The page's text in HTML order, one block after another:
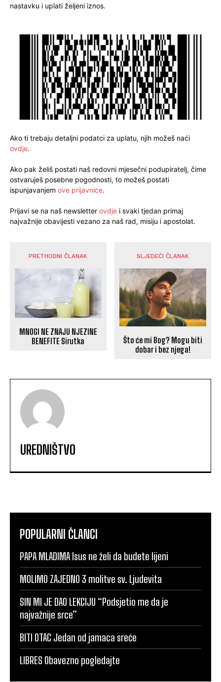
nastavku i uplati željeni iznos.
Ako ti trebaju detaljni podatci za uplatu, njih možeš naći
ovdje.
Ako pak želiš postati naš redovni mjesečni podupiratelj, čime
ostvaruješ posebne pogodnosti, to možeš postati
ispunjavanjem ove prijavnice.
Prijavi se na naš newsletter ovdje i svaki tjedan primaj
najvažnije obavijesti vezano za naš rad, misiju i apostolat.
PRETHODNI ČLANAK
MNOGI NE ZNAJU NJEZINE
BENEFITE Sirutka
SLJEDEĆI ČLANAK
Što će mi Bog? Mogu biti
dobar i bez njega!
UREDNIŠTVO
POPULARNI ČLANCI
PAPA MLADIMA Isus ne želi da budete lijeni
MOLIMO ZAJEDNO 3 molitve sv. Ljudevita
SIN MI JE DAO LEKCIJU “Podsjetio me da je
najvažnije srce”
BITI OTAC Jedan od jamaca sreće
LIBRES Obavezno pogledajte